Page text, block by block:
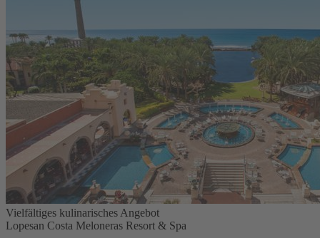
Vielfältiges kulinarisches Angebot
Lopesan Costa Meloneras Resort & Spa